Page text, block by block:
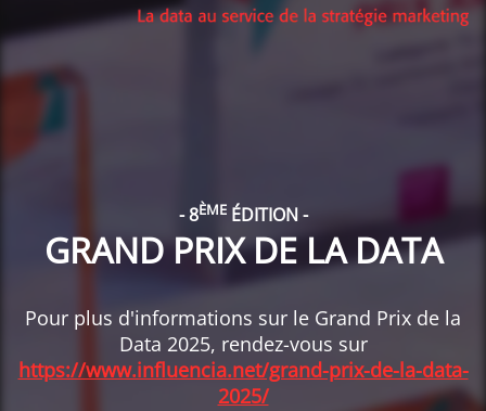
- 8ÈMEÉDITION -
GRAND PRIX DE LA DATA
Pour plus d'informations sur le Grand Prix de la
Data 2025, rendez-vous sur
https://www.influencia.net/grand-prix-de-la-data-
2025/